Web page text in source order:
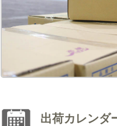
出荷カレンダ